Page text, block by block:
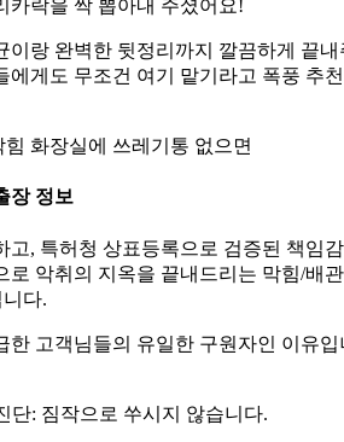
카락을 싹 뽑아내 주셨어요!
이랑 완벽한 뒷정리까지 깔끔하게 끝내
에게도 무조건 여기 맡기라고 폭풍 추천
화장실에 쓰레기통 없으면
장 정보
고, 특허청 상표등록으로 검증된 책임
로 악취의 지옥을 끝내드리는 막힘/배관
다.
한 고객님들의 유일한 구원자인 이유입
단: 짐작으로 쑤시지 않습니다.